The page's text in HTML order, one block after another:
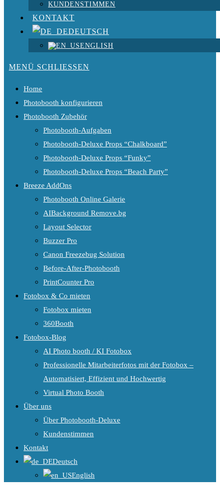
KUNDENSTIMMEN
KONTAKT
DEUTSCH
ENGLISH
MENÜ SCHLIESSEN
Home
Photobooth konfigurieren
Photobooth Zubehör
Photobooth-Aufgaben
Photobooth-Deluxe Props “Chalkboard”
Photobooth-Deluxe Props “Funky”
Photobooth-Deluxe Props “Beach Party”
Breeze AddOns
Photobooth Online Galerie
AIBackground Remove.bg
Layout Selector
Buzzer Pro
Canon Freezebug Solution
Before-After-Photobooth
PrintCounter Pro
Fotobox & Co mieten
Fotobox mieten
360Booth
Fotobox-Blog
AI Photo booth / KI Fotobox
Professionelle Mitarbeiterfotos mit der Fotobox –
Automatisiert, Effizient und Hochwertig
Virtual Photo Booth
Über uns
Über Photobooth-Deluxe
Kundenstimmen
Kontakt
Deutsch
English